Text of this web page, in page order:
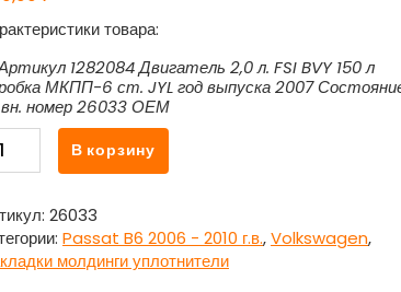
товара:
1282084 Двигатель 2,0 л. FSI BVY 150 л
МКПП-6 ст. JYL год выпуска 2007
номер 26033 ОЕМ
В корзину
26033
Passat B6 2006 - 2010 г.в.,Volkswagen,
молдинги уплотнители